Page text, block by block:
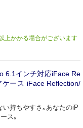
上かかる場合がございます
6.1インチ対応iFace Re
ース iFace Reflection/
持ちやすさ｡あなたのiP
ス｡